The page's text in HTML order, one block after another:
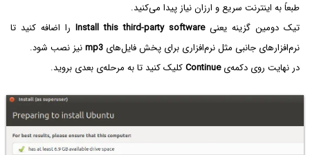
طبعاً به اینترنت سریع و ارزان نیاز پیدا می‌کنید.
تیک دومین گزینه یعنیInstall this third-party software را اضافه کنید تا
نرم‌افزارهای جانبی مثل نرم‌افزاری برای پخش فایل‌های mp3نیز نصب شود.
در نهایت روی دکمه‌یContinueکلیک کنید تا به مرحله‌ی بعدی بروید.